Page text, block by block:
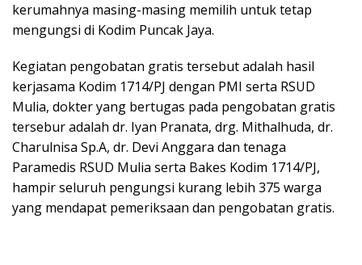
kerumahnya masing-masing memilih untuk tetap
mengungsi di Kodim Puncak Jaya.
Kegiatan pengobatan gratis tersebut adalah hasil
kerjasama Kodim 1714/PJ dengan PMI serta RSUD
Mulia, dokter yang bertugas pada pengobatan gratis
tersebur adalah dr. Iyan Pranata, drg. Mithalhuda, dr.
Charulnisa Sp.A, dr. Devi Anggara dan tenaga
Paramedis RSUD Mulia serta Bakes Kodim 1714/PJ,
hampir seluruh pengungsi kurang lebih 375 warga
yang mendapat pemeriksaan dan pengobatan gratis.